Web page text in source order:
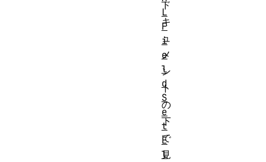
ド
キ
ュ
メ
ン
ト
の
下
で
見
L
F
i
e
l
d
S
e
t
E
l